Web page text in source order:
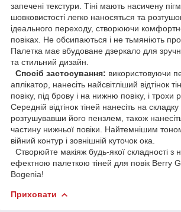
запечені текстури. Тіні мають насичену
шовковистості легко наносяться та
ідеального переходу, створюючи
повіках. Не обсипаються і не тьмяніють
Палетка має вбудоване дзеркало для
та стильний дизайн.
Спосіб застосування: використовуючи
аплікатор, нанесіть найсвітліший відтінок
повіку, під брову і на нижню повіку, і трохи
Середній відтінок тіней нанесіть на
розтушувавши його пензлем, також
частину нижньої повіки. Найтемнішим
війний контур і зовнішній куточок ока.
Створюйте макіяж будь-якої складності з
ефектною палеткою тіней для повік Berry
Bogenia!
Приховати